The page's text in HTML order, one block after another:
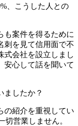
、こうした人との
も案件を得るために
刺を見て信用面で不
式会社を設立しまし
安心して話を聞いて
したか？
の紹介を重視してい
切営業しません。